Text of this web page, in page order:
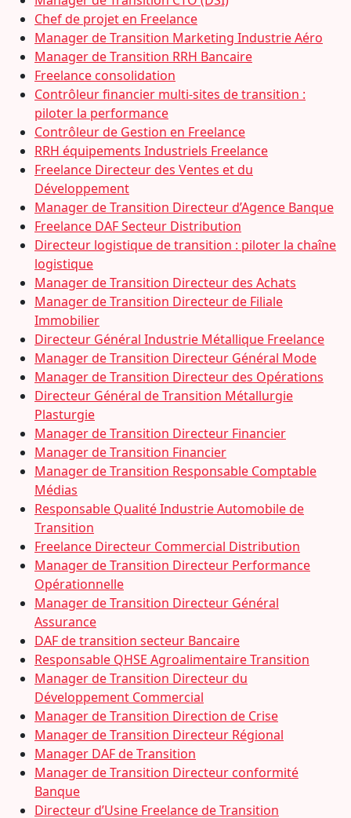
Chef de projet en Freelance
Manager de Transition Marketing Industrie Aéro
Manager de Transition RRH Bancaire
Freelance consolidation
Contrôleur financier multi-sites de transition :
piloter la performance
Contrôleur de Gestion en Freelance
RRH équipements Industriels Freelance
Freelance Directeur des Ventes et du
Développement
Manager de Transition Directeur d’Agence Banque
Freelance DAF Secteur Distribution
Directeur logistique de transition : piloter la chaîne
logistique
Manager de Transition Directeur des Achats
Manager de Transition Directeur de Filiale
Immobilier
Directeur Général Industrie Métallique Freelance
Manager de Transition Directeur Général Mode
Manager de Transition Directeur des Opérations
Directeur Général de Transition Métallurgie
Plasturgie
Manager de Transition Directeur Financier
Manager de Transition Financier
Manager de Transition Responsable Comptable
Médias
Responsable Qualité Industrie Automobile de
Transition
Freelance Directeur Commercial Distribution
Manager de Transition Directeur Performance
Opérationnelle
Manager de Transition Directeur Général
Assurance
DAF de transition secteur Bancaire
Responsable QHSE Agroalimentaire Transition
Manager de Transition Directeur du
Développement Commercial
Manager de Transition Direction de Crise
Manager de Transition Directeur Régional
Manager DAF de Transition
Manager de Transition Directeur conformité
Banque
Directeur d’Usine Freelance de Transition